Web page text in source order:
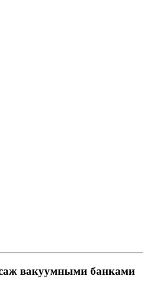
вакуумными банками